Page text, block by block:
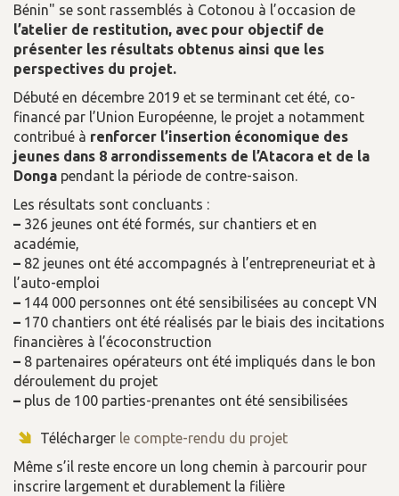
Bénin" se sont rassemblés à Cotonou à l’occasion de
l’atelier de restitution, avec pour objectif de
présenter les résultats obtenus ainsi que les
perspectives du projet.
Débuté en décembre 2019 et se terminant cet été, co-
financé par l’Union Européenne, le projet a notamment
contribué à renforcer l’insertion économique des
jeunes dans 8 arrondissements de l’Atacora et de la
Donga pendant la période de contre-saison.
Les résultats sont concluants :
– 326 jeunes ont été formés, sur chantiers et en
académie,
– 82 jeunes ont été accompagnés à l’entrepreneuriat et à
l’auto-emploi
– 144 000 personnes ont été sensibilisées au concept VN
– 170 chantiers ont été réalisés par le biais des incitations
financières à l’écoconstruction
– 8 partenaires opérateurs ont été impliqués dans le bon
déroulement du projet
– plus de 100 parties-prenantes ont été sensibilisées
Télécharger le compte-rendu du projet
Même s’il reste encore un long chemin à parcourir pour
inscrire largement et durablement la filière